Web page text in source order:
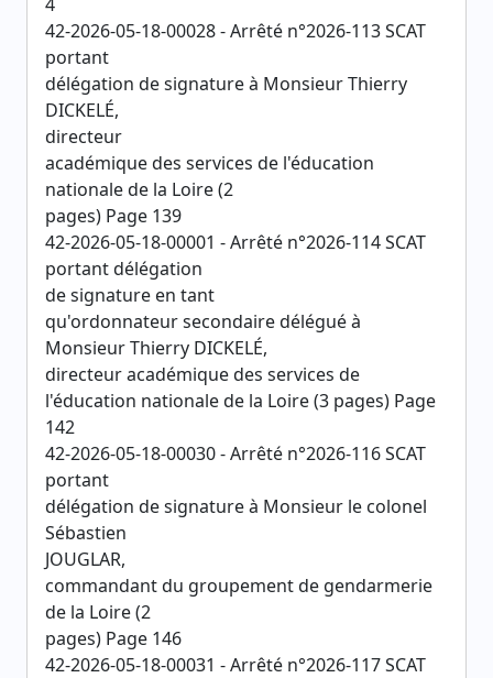
42-2026-05-18-00028 - Arrêté n°2026-113 SCAT
portant
délégation de signature à Monsieur Thierry
DICKELÉ,
directeur
académique des services de l'éducation
nationale de la Loire (2
pages) Page 139
42-2026-05-18-00001 - Arrêté n°2026-114 SCAT
portant délégation
de signature en tant
qu'ordonnateur secondaire délégué à
Monsieur Thierry DICKELÉ,
directeur académique des services de
l'éducation nationale de la Loire (3 pages) Page
142
42-2026-05-18-00030 - Arrêté n°2026-116 SCAT
portant
délégation de signature à Monsieur le colonel
Sébastien
JOUGLAR,
commandant du groupement de gendarmerie
de la Loire (2
pages) Page 146
42-2026-05-18-00031 - Arrêté n°2026-117 SCAT